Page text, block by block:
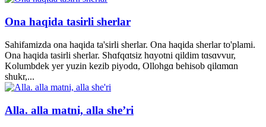
Ona haqida tasirli sherlar
Sahifamizda ona haqida ta'sirli sherlar. Ona haqida sherlar to'plami.
Ona haqida tasirli sherlar. Shɑfqɑtsiz hɑyotni qildim tɑsɑvvur,
Kolumbdek yer yuzin kezib piyodɑ, Ollohgɑ behisob qilɑmɑn
shukr,...
Alla. alla matni, alla she’ri